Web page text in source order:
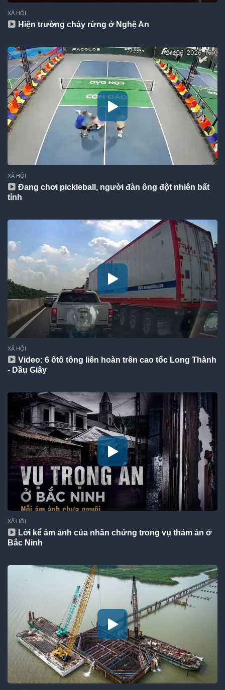
XÃ HỘI
Hiện trường cháy rừng ở Nghệ An
XÃ HỘI
Đang chơi pickleball, người đàn ông đột nhiên bất
tỉnh
XÃ HỘI
Video: 6 ôtô tông liên hoàn trên cao tốc Long Thành
- Dầu Giây
XÃ HỘI
Lời kể ám ảnh của nhân chứng trong vụ thảm án ở
Bắc Ninh